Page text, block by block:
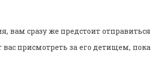
вам сразу же предстоит отправиться
присмотреть за его детищем, пока